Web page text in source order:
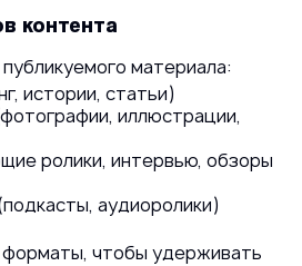
контента
материала:
истории, статьи)
иллюстрации,
ролики, интервью, обзоры
аудиоролики)
чтобы удерживать